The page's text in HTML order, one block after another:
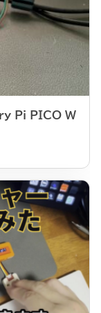
Pi PICO W